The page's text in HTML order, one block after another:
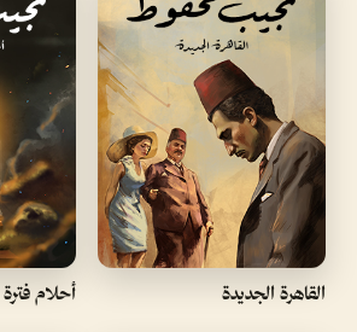
القاهرة الجديدة أحلام فترة